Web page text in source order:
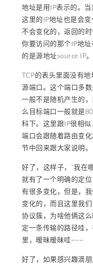
地址是用IP表示的。当
这里的IP地址也是会
不会变化的，返回的
你要访问的那个IP地
的是源地址source IP。
TCP的表头里面没有
源端口。这个端口多
一般不是随机产生的
么目标端口一般就是
科下。这里跟IP很相
端口会跟随着路由变
节中回来跟大家说明。
好了，这样子，“我在
就有了一个明确的定
有很多变化，但是，
变化的，而且这里我
协议簇，为啥他俩这
定一条传输的路径哇
里，暧昧暧昧哇~~~
好了，如果感兴趣滴